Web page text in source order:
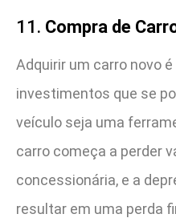
11. Compra de
Adquirir um carro novo
investimentos que se
veículo seja uma
carro começa a perder
concessionária, e a
resultar em uma perda